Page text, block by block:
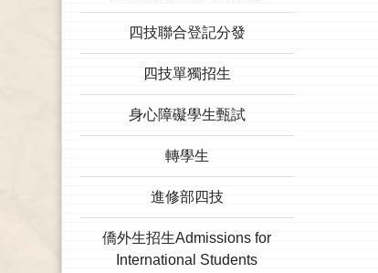
四技聯合登記分發
四技單獨招生
身心障礙學生甄試
轉學生
進修部四技
僑外生招生Admissions for
International Students